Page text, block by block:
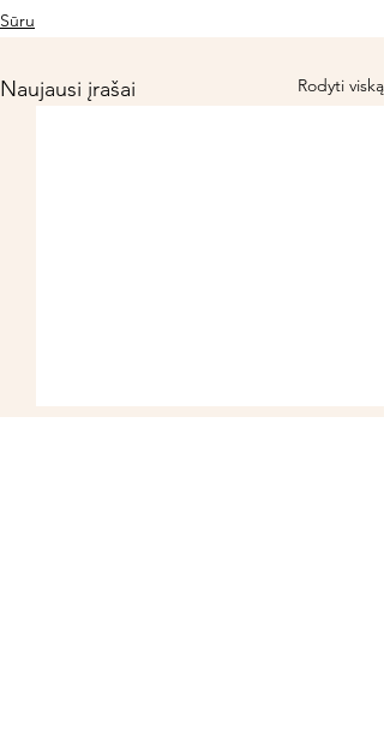
Sūru
Naujausi įrašai Rodyti viską